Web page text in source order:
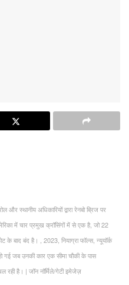
और स्थानीय अधिकारियों द्वारा रेनबो ब्रिज पर
में चार प्रमुख क्रॉसिंगों में से एक है, जो 22
के बाद बंद है। , 2023, नियाग्रा फॉल्स, न्यूयॉर्क
गई जब उनकी कार एक सीमा चौकी के पास
रही है। | जॉन नॉर्मिले/गेटी इमेजेज़